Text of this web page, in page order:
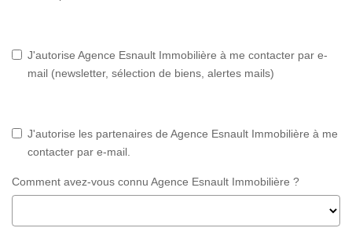
J'autorise Agence Esnault Immobilière à me contacter par e-
mail (newsletter, sélection de biens, alertes mails)
J'autorise les partenaires de Agence Esnault Immobilière à me
contacter par e-mail.
Comment avez-vous connu Agence Esnault Immobilière ?